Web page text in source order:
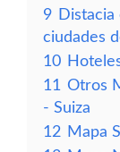
9
ciudades
10
11 Otros
- Suiza
12 Mapa